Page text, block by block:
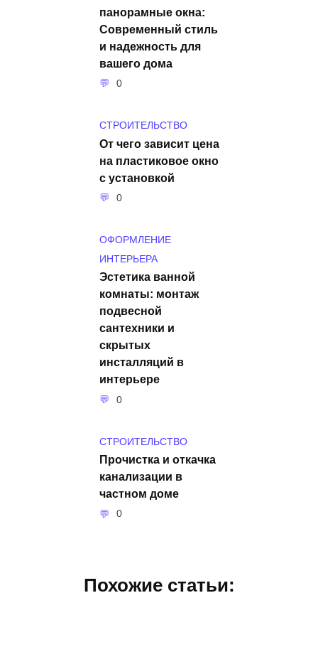
панорамные окна:
Современный стиль
и надежность для
вашего дома
0
СТРОИТЕЛЬСТВО
От чего зависит цена
на пластиковое окно
с установкой
0
ОФОРМЛЕНИЕ
ИНТЕРЬЕРА
Эстетика ванной
комнаты: монтаж
подвесной
сантехники и
скрытых
инсталляций в
интерьере
0
СТРОИТЕЛЬСТВО
Прочистка и откачка
канализации в
частном доме
0
Похожие статьи: